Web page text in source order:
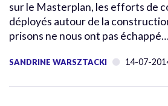
sur le Masterplan, les efforts de
déployés autour de la
prisons ne nous ont pas échappé…
SANDRINE WARSZTACKI 14-07-